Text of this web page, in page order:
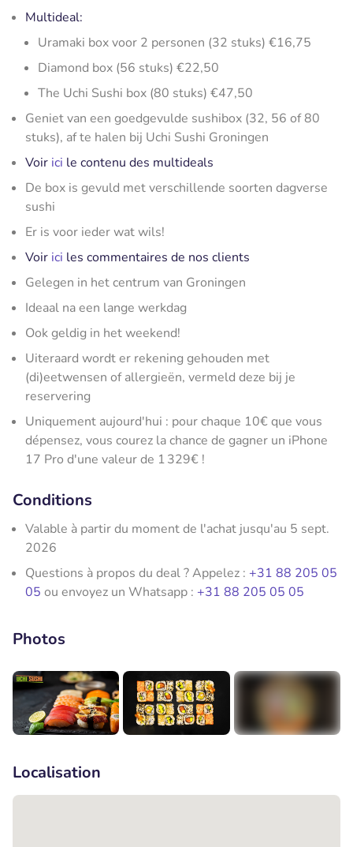
Multideal:
Uramaki box voor 2 personen (32 stuks) €16,75
Diamond box (56 stuks) €22,50
The Uchi Sushi box (80 stuks) €47,50
Geniet van een goedgevulde sushibox (32, 56 of 80
stuks), af te halen bij Uchi Sushi Groningen
Voir ici le contenu des multideals
De box is gevuld met verschillende soorten dagverse
sushi
Er is voor ieder wat wils!
Voir ici les commentaires de nos clients
Gelegen in het centrum van Groningen
Ideaal na een lange werkdag
Ook geldig in het weekend!
Uiteraard wordt er rekening gehouden met
(di)eetwensen of allergieën, vermeld deze bij je
reservering
Uniquement aujourd'hui : pour chaque 10€ que vous
dépensez, vous courez la chance de gagner un iPhone
17 Pro d'une valeur de 1 329€ !
Conditions
Valable à partir du moment de l'achat jusqu'au 5 sept.
2026
Questions à propos du deal ? Appelez : +31 88 205 05
05 ou envoyez un Whatsapp : +31 88 205 05 05
Photos
Localisation